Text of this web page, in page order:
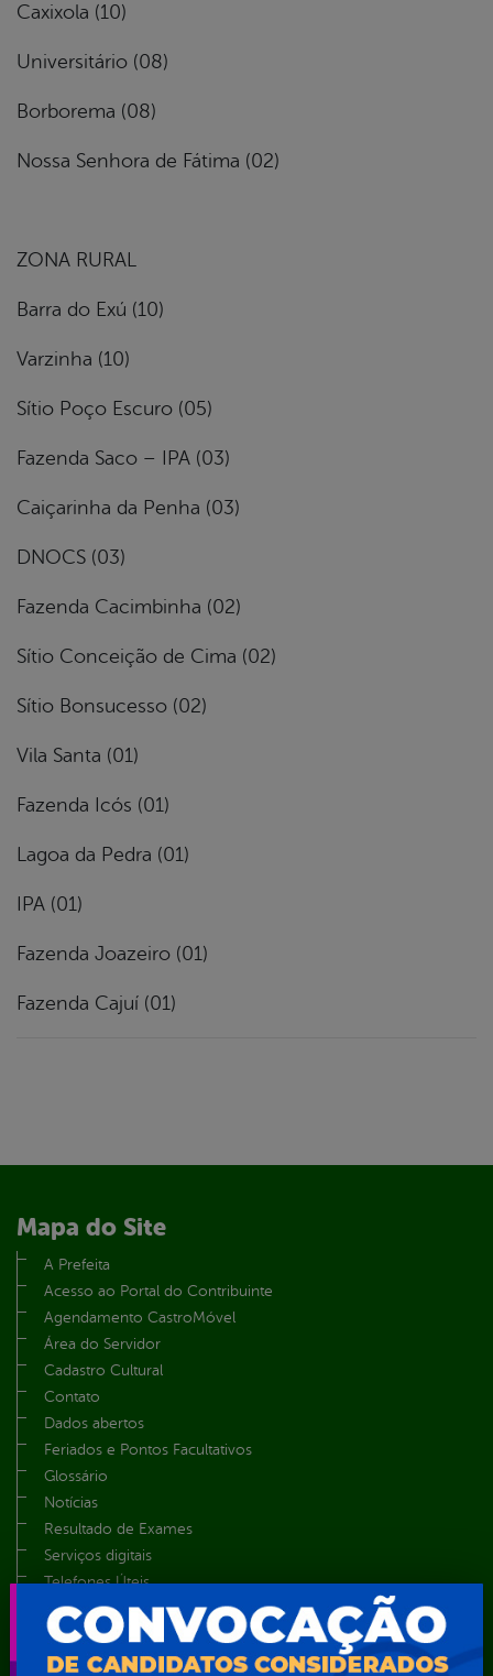
Caxixola (10)
Universitário (08)
Borborema (08)
Nossa Senhora de Fátima (02)
ZONA RURAL
Barra do Exú (10)
Varzinha (10)
Sítio Poço Escuro (05)
Fazenda Saco – IPA (03)
Caiçarinha da Penha (03)
DNOCS (03)
Fazenda Cacimbinha (02)
Sítio Conceição de Cima (02)
Sítio Bonsucesso (02)
Vila Santa (01)
Fazenda Icós (01)
Lagoa da Pedra (01)
IPA (01)
Fazenda Joazeiro (01)
Fazenda Cajuí (01)
Mapa do Site
A Prefeita
Acesso ao Portal do Contribuinte
Agendamento CastroMóvel
Área do Servidor
Cadastro Cultural
Contato
Dados abertos
Feriados e Pontos Facultativos
Glossário
Notícias
Resultado de Exames
Serviços digitais
Telefones Úteis
TV Web
Vice-Prefeito
Secretarias